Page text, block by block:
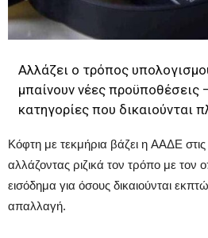
Αλλάζει ο τρόπος
μπαίνουν νέες προϋποθέσεις
κατηγορίες που δικαιούνται
Κόφτη με τεκμήρια βάζει η ΑΑΔΕ
αλλάζοντας ριζικά τον τρόπο με τον
εισόδημα για όσους δικαιούνται
απαλλαγή.